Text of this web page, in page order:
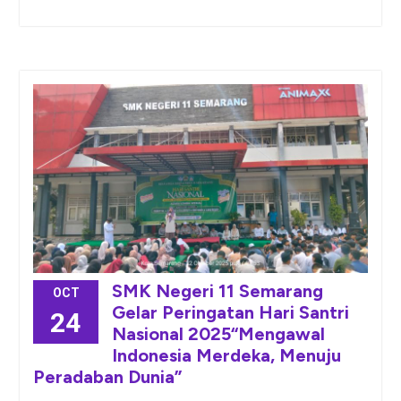
OCT
24
SMK Negeri 11 Semarang
Gelar Peringatan Hari Santri
Nasional 2025“Mengawal
Indonesia Merdeka, Menuju
Peradaban Dunia”